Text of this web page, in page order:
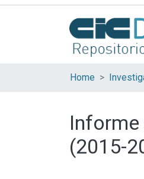
Home
(2015-